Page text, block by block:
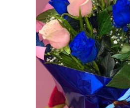
AÑADIR AL